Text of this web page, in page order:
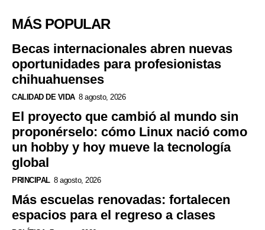
MÁS POPULAR
Becas internacionales abren nuevas
oportunidades para profesionistas
chihuahuenses
CALIDAD DE VIDA 8 agosto, 2026
El proyecto que cambió al mundo sin
proponérselo: cómo Linux nació como
un hobby y hoy mueve la tecnología
global
PRINCIPAL 8 agosto, 2026
Más escuelas renovadas: fortalecen
espacios para el regreso a clases